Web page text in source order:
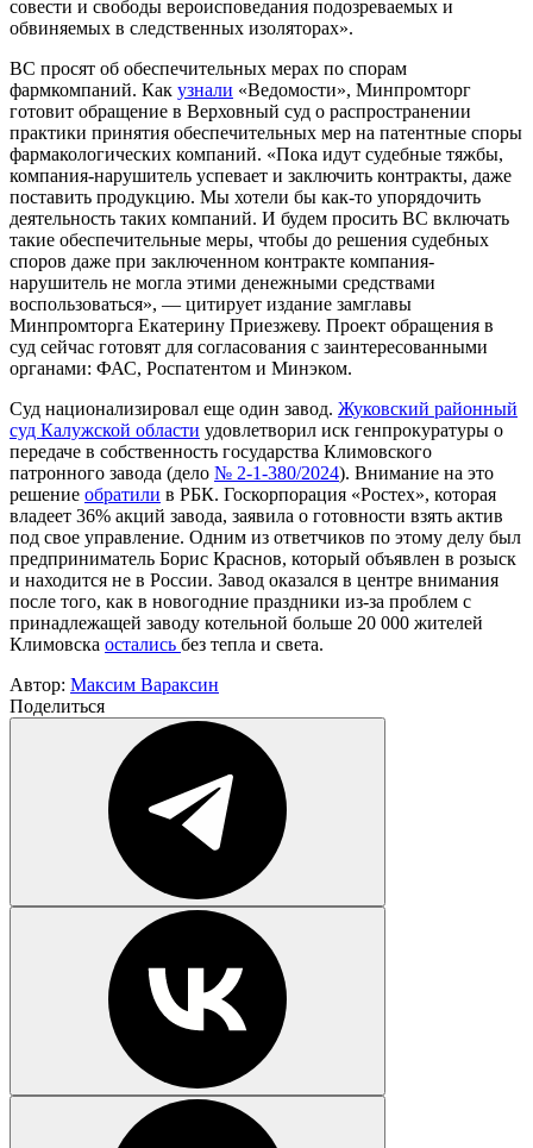
совести и свободы вероисповедания подозреваемых и
обвиняемых в следственных изоляторах».
ВС просят об обеспечительных мерах по спорам
фармкомпаний. Как узнали «Ведомости», Минпромторг
готовит обращение в Верховный суд о распространении
практики принятия обеспечительных мер на патентные споры
фармакологических компаний. «Пока идут судебные тяжбы,
компания-нарушитель успевает и заключить контракты, даже
поставить продукцию. Мы хотели бы как-то упорядочить
деятельность таких компаний. И будем просить ВС включать
такие обеспечительные меры, чтобы до решения судебных
споров даже при заключенном контракте компания-
нарушитель не могла этими денежными средствами
воспользоваться», — цитирует издание замглавы
Минпромторга Екатерину Приезжеву. Проект обращения в
суд сейчас готовят для согласования с заинтересованными
органами: ФАС, Роспатентом и Минэком.
Суд национализировал еще один завод. Жуковский районный
суд Калужской области удовлетворил иск генпрокуратуры о
передаче в собственность государства Климовского
патронного завода (дело № 2-1-380/2024). Внимание на это
решение обратили в РБК. Госкорпорация «Ростех», которая
владеет 36% акций завода, заявила о готовности взять актив
под свое управление. Одним из ответчиков по этому делу был
предприниматель Борис Краснов, который объявлен в розыск
и находится не в России. Завод оказался в центре внимания
после того, как в новогодние праздники из-за проблем с
принадлежащей заводу котельной больше 20 000 жителей
Климовска остались без тепла и света.
Автор: Максим Вараксин
Поделиться